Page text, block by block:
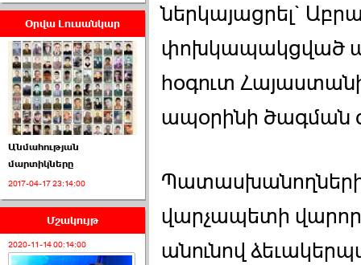
Սահմանադրական
դատարանը մերժեց ›››
2026-07-02 00:39:00
ՈՒՂԻՂ․ ԱԺ-ն
Կառավարության ›››
2026-07-01 00:52:00
Օրվա Լուսանկար
Անմահության
մարտիկները
2017-04-17 23:14:00
Մշակույթ
2020-11-14 00:14:00
ներկայացրել`
փոխկապակցված
հօգուտ
ապօրինի ծագման
վարչապետի
անունով